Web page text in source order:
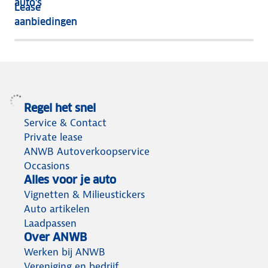
Lease
aanbiedingen
het
meeste
auto's
Regel het snel
Service & Contact
Private lease
ANWB Autoverkoopservice
Occasions
Alles voor je auto
Vignetten & Milieustickers
Auto artikelen
Laadpassen
Over ANWB
Werken bij ANWB